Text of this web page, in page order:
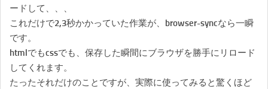
ードして、、、
これだけで2,3秒かかっていた作業が、browser-syncなら一瞬
です。
htmlでもcssでも、保存した瞬間にブラウザを勝手にリロード
してくれます。
たったそれだけのことですが、実際に使ってみると驚くほど